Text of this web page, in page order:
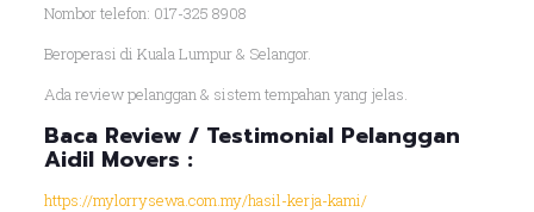
Nombor telefon: 017-325 8908
Beroperasi di Kuala Lumpur & Selangor.
Ada review pelanggan & sistem tempahan yang jelas.
Baca Review / Testimonial Pelanggan
Aidil Movers :
https://mylorrysewa.com.my/hasil-kerja-kami/